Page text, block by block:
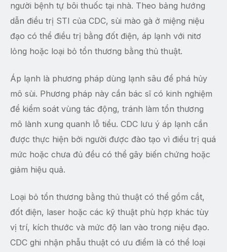
người bệnh tự bôi thuốc tại nhà. Theo bảng hướng
dẫn điều trị STI của CDC, sùi mào gà ở miệng niệu
đạo có thể điều trị bằng đốt điện, áp lạnh với nitơ
lỏng hoặc loại bỏ tổn thương bằng thủ thuật.
Áp lạnh là phương pháp dùng lạnh sâu để phá hủy
mô sùi. Phương pháp này cần bác sĩ có kinh nghiệm
để kiểm soát vùng tác động, tránh làm tổn thương
mô lành xung quanh lỗ tiểu. CDC lưu ý áp lạnh cần
được thực hiện bởi người được đào tạo vì điều trị quá
mức hoặc chưa đủ đều có thể gây biến chứng hoặc
giảm hiệu quả.
Loại bỏ tổn thương bằng thủ thuật có thể gồm cắt,
đốt điện, laser hoặc các kỹ thuật phù hợp khác tùy
vị trí, kích thước và mức độ lan vào trong niệu đạo.
CDC ghi nhận phẫu thuật có ưu điểm là có thể loại